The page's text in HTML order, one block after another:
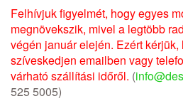
Felhívjuk figyelmét, hogy egyes
megnövekszik, mivel a legtöbb
végén január elején. Ezért
szíveskedjen emailben vagy
várható szállítási időről. (
525 5005)